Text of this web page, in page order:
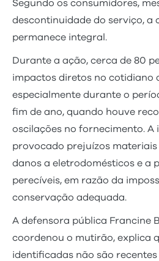
Segundo os consumidores,
descontinuidade do serviço, a
permanece integral.
Durante a ação, cerca de 80
impactos diretos no cotidiano
especialmente durante o
fim de ano, quando houve
oscilações no fornecimento. A
provocado prejuízos
danos a eletrodomésticos e a
perecíveis, em razão da
conservação adequada.
A defensora pública Francine
coordenou o mutirão, explica
identificadas não são